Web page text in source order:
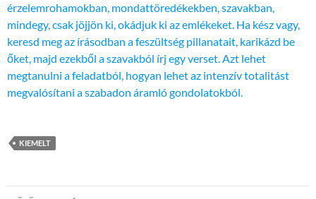
érzelemrohamokban, mondattöredékekben, szavakban,
mindegy, csak jöjjön ki, okádjuk ki az emlékeket. Ha kész vagy,
keresd meg az írásodban a feszültség pillanatait, karikázd be
őket, majd ezekből a szavakból írj egy verset. Azt lehet
megtanulni a feladatból, hogyan lehet az intenzív totalitást
megvalósítani a szabadon áramló gondolatokból.
KIEMELT